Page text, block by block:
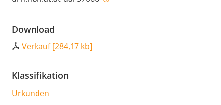
Download
Verkauf[284,17 kb]
Klassifikation
Urkunden